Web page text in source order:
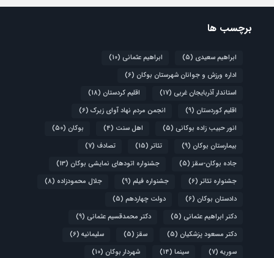
برچسب ها
ابراهیم سعیدی (5) ابراهیم عثمانی (10)
اداره ورزش و جوانان شهرستان بوکان (6)
استاندار آذربایجان غربی (17) اقلیم کردستان (18)
اقلیم کوردستان (9) انجمن مردم نهاد آوای زیرک (6)
انور حبیب زاده بوکانی (5) اهل سنت (4) بوکان (50)
بیمارستان بوکان (9) تئاتر(15) تصادف (7)
جاده بوکان-سقز(5) جشنواره اتودهای نمایشی بوکان (13)
جشنواره تئاتر(6) جشنواره فیلم (9) جلال محمودزاده (8)
دادستان بوکان (6) دولت چهاردهم (5)
دکتر ابراهیم عثمانی (5) دکتر محمدقسیم عثمانی (9)
دکتر مسعود پزشکیان (5) سقز(5) سلیمانیه (6)
سوریه (7) سینما (14) شهردار بوکان (10)